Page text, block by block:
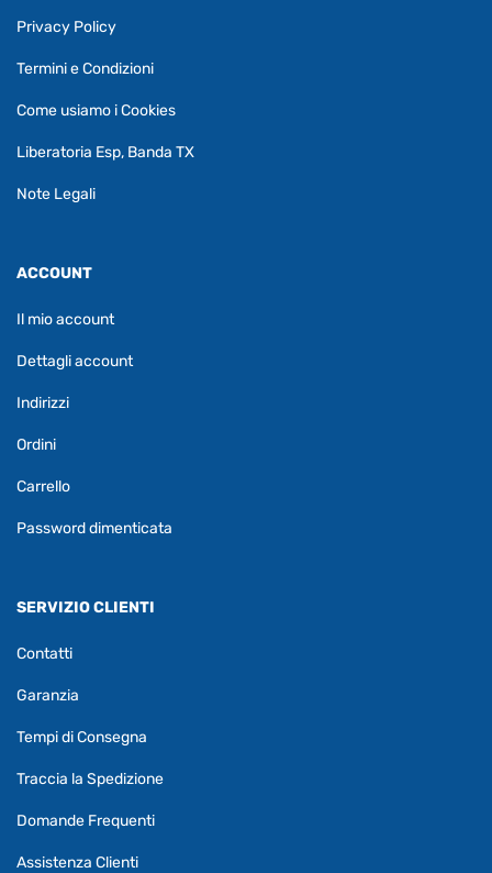
Privacy Policy
Termini e Condizioni
Come usiamo i Cookies
Liberatoria Esp, Banda TX
Note Legali
ACCOUNT
Il mio account
Dettagli account
Indirizzi
Ordini
Carrello
Password dimenticata
SERVIZIO CLIENTI
Contatti
Garanzia
Tempi di Consegna
Traccia la Spedizione
Domande Frequenti
Assistenza Clienti